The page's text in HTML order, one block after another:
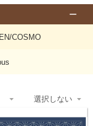
COSMO